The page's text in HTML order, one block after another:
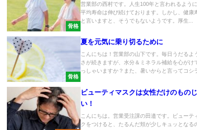
骨格
営業部の西村です。人生100年と言われるよう
平均寿命は伸び続けております。しかし、健康
と言いますと、そうでもないようです。厚生...
骨格
夏を元気に乗り切るために
こんにちは！営業部の山下です。毎日うだるよ
さが続きますが、水分＆ミネラル補給を心がけ
っしゃいますか？また、暑いからと言ってコシ
ビューティマスクは女性だけのもの
い！
こんにちは。営業受注課の田邉です。ビューテ
クをつけると、たるんだ頬が少しキュッとなる